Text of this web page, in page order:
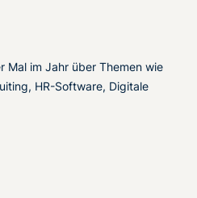
Mal im Jahr über Themen wie
HR-Software, Digitale